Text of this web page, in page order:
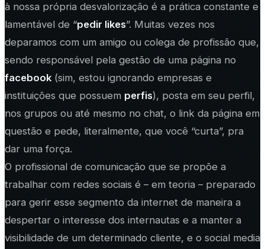
à nossa própria desvalorização é a prática constante e
lamentável de “pedir likes”. Muitas vezes nos
deparamos com um amigo ou colega de profissão que,
sendo responsável pela gestão de uma página no
facebook (sim, estou ignorando empresas e
instituições que possuem perfis), posta em seu perfil,
nos grupos ou até mesmo no chat, o link da página em
questão e pede, literalmente, que você “curta”, pra
dar uma força.
O profissional de comunicação que se propõe a
trabalhar com redes sociais é – em teoria – preparado
para gerir esse segmento da internet de maneira a
despertar o interesse dos internautas e a manter a
visibilidade de um determinado cliente, e o social media